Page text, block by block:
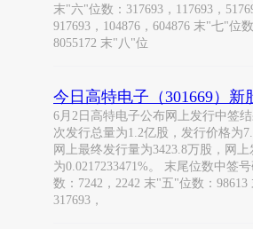
末"六"位数：317693，117693，
917693，104876，604876 末"七"位数
8055172 末"八"位
今日高特电子（301669）新
6月2日高特电子公布网上发行中签
次发行总量为1.2亿股，发行价格为
网上最终发行量为3423.8万股，网
为0.0217233471%。 末尾位数中签
数：7242，2242 末"五"位数：98613
317693，